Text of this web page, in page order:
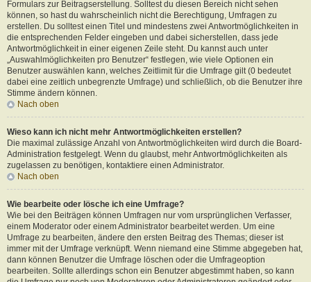
Formulars zur Beitragserstellung. Solltest du diesen Bereich nicht sehen
können, so hast du wahrscheinlich nicht die Berechtigung, Umfragen zu
erstellen. Du solltest einen Titel und mindestens zwei Antwortmöglichkeiten in
die entsprechenden Felder eingeben und dabei sicherstellen, dass jede
Antwortmöglichkeit in einer eigenen Zeile steht. Du kannst auch unter
„Auswahlmöglichkeiten pro Benutzer“ festlegen, wie viele Optionen ein
Benutzer auswählen kann, welches Zeitlimit für die Umfrage gilt (0 bedeutet
dabei eine zeitlich unbegrenzte Umfrage) und schließlich, ob die Benutzer ihre
Stimme ändern können.
Nach oben
Wieso kann ich nicht mehr Antwortmöglichkeiten erstellen?
Die maximal zulässige Anzahl von Antwortmöglichkeiten wird durch die Board-
Administration festgelegt. Wenn du glaubst, mehr Antwortmöglichkeiten als
zugelassen zu benötigen, kontaktiere einen Administrator.
Nach oben
Wie bearbeite oder lösche ich eine Umfrage?
Wie bei den Beiträgen können Umfragen nur vom ursprünglichen Verfasser,
einem Moderator oder einem Administrator bearbeitet werden. Um eine
Umfrage zu bearbeiten, ändere den ersten Beitrag des Themas; dieser ist
immer mit der Umfrage verknüpft. Wenn niemand eine Stimme abgegeben hat,
dann können Benutzer die Umfrage löschen oder die Umfrageoption
bearbeiten. Sollte allerdings schon ein Benutzer abgestimmt haben, so kann